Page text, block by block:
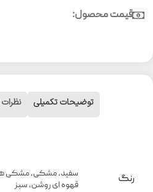
قیمت محصول:
توضیحات تکمیلی نظرات
رنگ سفید,مشکی,مشکی
قهوه ای روشن, سبز